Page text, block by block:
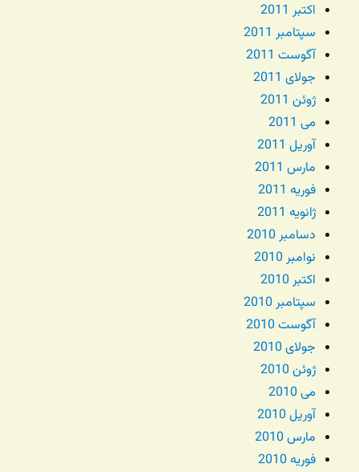
اکتبر 2011
سپتامبر 2011
آگوست 2011
جولای 2011
ژوئن 2011
می 2011
آوریل 2011
مارس 2011
فوریه 2011
ژانویه 2011
دسامبر 2010
نوامبر 2010
اکتبر 2010
سپتامبر 2010
آگوست 2010
جولای 2010
ژوئن 2010
می 2010
آوریل 2010
مارس 2010
فوریه 2010